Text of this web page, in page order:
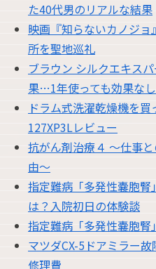
た40代男のリアルな結果
映画『知らないカノジ
所を聖地巡礼
ブラウン シルクエキス
果…1年使っても効果な
ドラム式洗濯乾燥機を
127XP3Lレビュー
抗がん剤治療４ 〜仕事
由〜
指定難病「多発性嚢胞
は？入院初日の体験談
指定難病「多発性嚢胞
マツダCX-5ドアミラー
修理費